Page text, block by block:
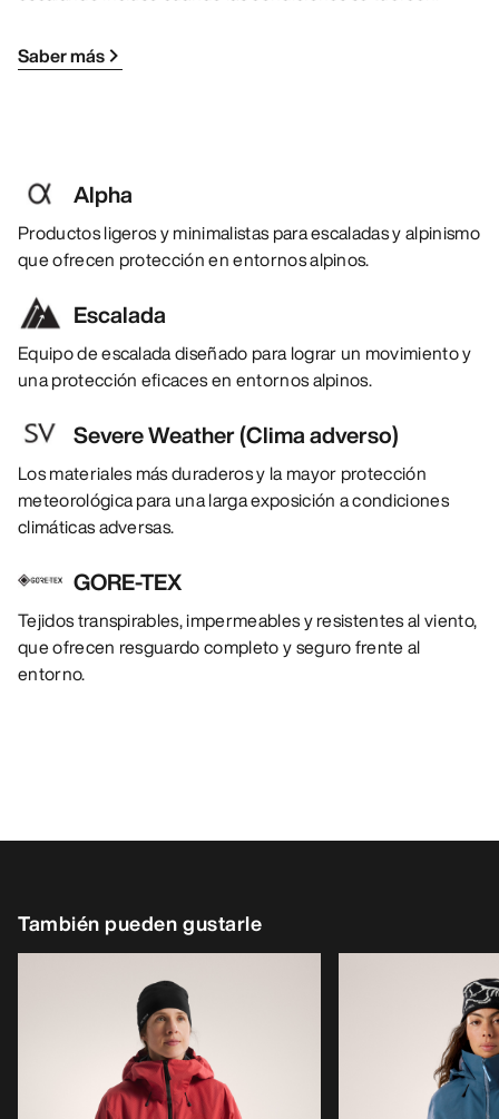
Saber más
Alpha
Productos ligeros y minimalistas para escaladas y alpinismo
que ofrecen protección en entornos alpinos.
Escalada
Equipo de escalada diseñado para lograr un movimiento y
una protección eficaces en entornos alpinos.
Severe Weather (Clima adverso)
Los materiales más duraderos y la mayor protección
meteorológica para una larga exposición a condiciones
climáticas adversas.
GORE-TEX
Tejidos transpirables, impermeables y resistentes al viento,
que ofrecen resguardo completo y seguro frente al
entorno.
También pueden gustarle